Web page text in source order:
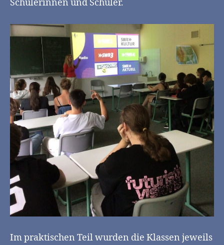
Schülerinnen und Schüler.
Im praktischen Teil wurden die Klassen jeweils